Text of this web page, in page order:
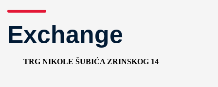
Exchange
TRG NIKOLE ŠUBIĆA ZRINSKOG 14